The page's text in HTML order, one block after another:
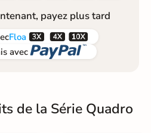
payez plus tard
Floa  
avec 
de la Série Quadro